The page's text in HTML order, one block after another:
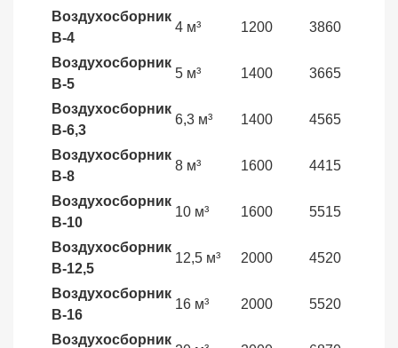
Воздухосборник
В-4
4 м³ 1200 3860
Воздухосборник
В-5
5 м³ 1400 3665
Воздухосборник
В-6,3
6,3 м³ 1400 4565
Воздухосборник
В-8
8 м³ 1600 4415
Воздухосборник
В-10
10 м³ 1600 5515
Воздухосборник
В-12,5
12,5 м³ 2000 4520
Воздухосборник
В-16
16 м³ 2000 5520
Воздухосборник